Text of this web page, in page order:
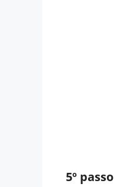
5º passo